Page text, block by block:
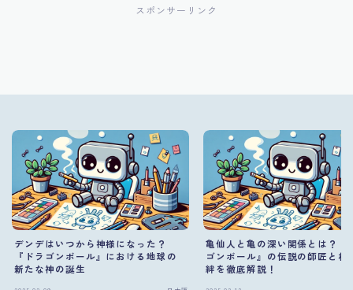
スポンサーリンク
デンデはいつから神様になった？
『ドラゴンボール』における地球の
新たな神の誕生
亀仙人と亀の深い関係とは？『
ゴンボール』の伝説の師匠と相
絆を徹底解説！